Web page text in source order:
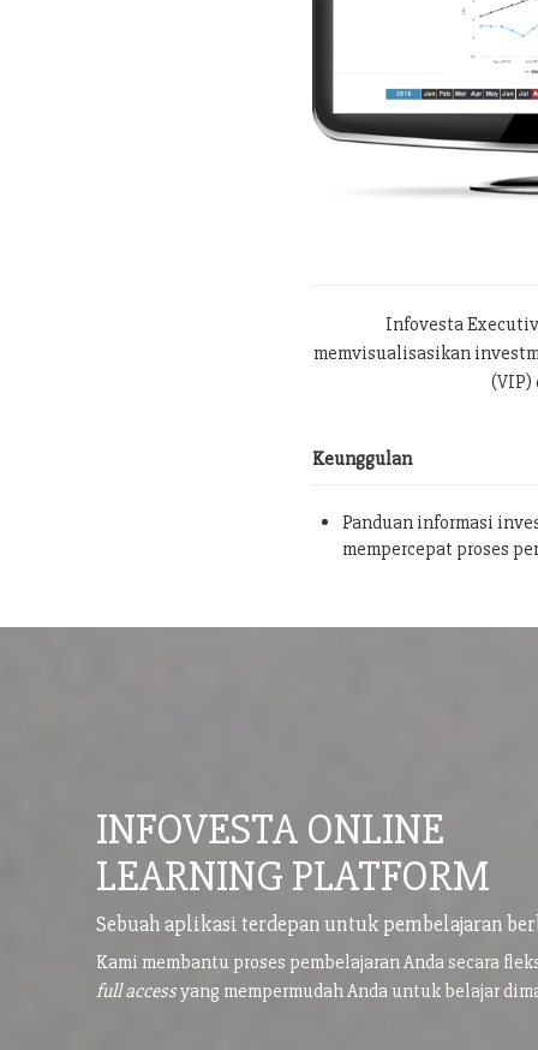
Infovesta
memvisualisasikan
(VIP)
Keunggulan
Panduan informasi
mempercepat proses
INFOVESTA ONLINE
LEARNING PLATFORM
Sebuah aplikasi terdepan untuk pembelajaran
Kami membantu proses pembelajaran Anda secara
full accessyang mempermudah Anda untuk belajar